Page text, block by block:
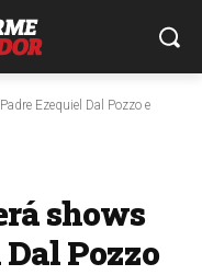
Ezequiel Dal Pozzo e
shows
Pozzo